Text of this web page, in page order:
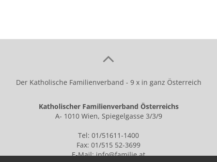
Der Katholische Familienverband - 9 x in ganz Österreich
Katholischer Familienverband Österreichs
A- 1010 Wien, Spiegelgasse 3/3/9
Tel: 01/51611-1400
Fax: 01/515 52-3699
E-Mail:info@familie.at